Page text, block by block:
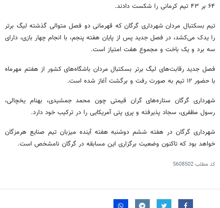
۶۴ بر ۴۳ تیم کرمانی را شکست دادند.
تیم بسکتبال مردان شهرداری گرگان که قهرمانی دو فصل متوالی گذشته لیگ برتر
را یدک می‌کشد، در فصل جدید پس از پایان هفته پنجم، با انجام چهار بازی، دارای
سه برد و یک باخت و مجموع هفت امتیاز است.
فصل جدید رقابت‌های لیگ برتر بسکتبال مردان باشگاه‌های کشور از هفتم مهرماه
با حضور ۱۲ تیم به صورت رفت و برگشت آغاز شده است.
شهرداری گرگان ستاره‌های گرانقیمتی چون محمد جمشیدی، بهنام یخچالی،
رسول مظفری، سجاد پذیرفته و پری پتی آمریکایی را در ترکیب خود دارد.
شهرداری گرگان در هفته ششم دوشنبه هفته آینده میزبان تیم صنایع هرمزگان
خواهد بود که تاکنون وضعیت برگزاری این مسابقه در گرگان نامشخص است.
کد مطلب5608502